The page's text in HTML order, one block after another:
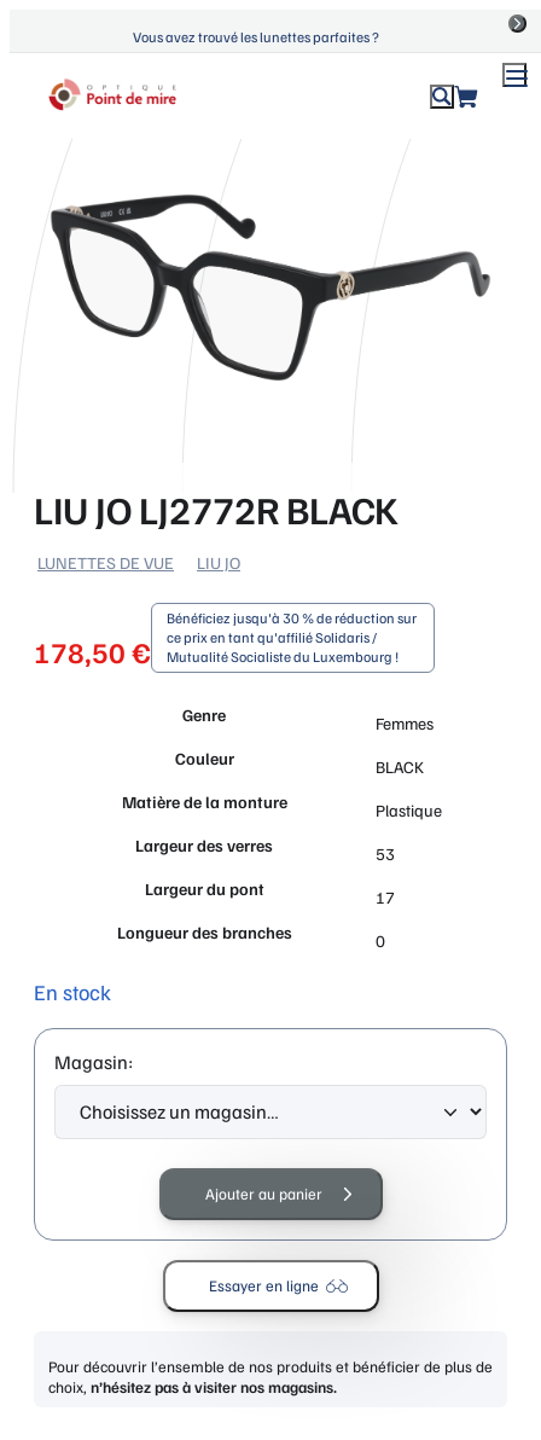
au
Vous avez trouvé les lunettes parfaites ?
Optique Point de Mire
Lunettes de vue et de soleil
ACCUEIL
LIU JO LJ2772R BLACK
LUNETTES DE VUE LIU JO
178,50 €
Bénéficiez jusqu'à 30 % de réduction sur
ce prix en tant qu'affilié Solidaris /
Mutualité Socialiste du Luxembourg !
Genre
Femmes
Couleur
BLACK
Matière de la monture
Plastique
Largeur des verres
53
Largeur du pont
17
Longueur des branches
0
En stock
Magasin:
JO
Ajouter au panier
Essayer en ligne
Pour découvrir l’ensemble de nos produits et bénéficier de plus de
choix, n’hésitez pas à visiter nos magasins.